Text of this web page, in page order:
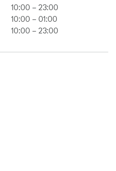
10:00 – 23:00
10:00 – 01:00
10:00 – 23:00